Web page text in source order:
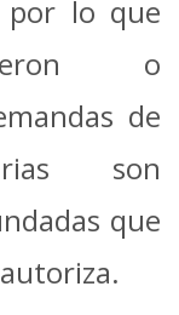
por lo que
o
de
son
que